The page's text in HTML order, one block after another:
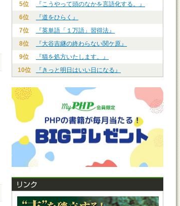
5位
『こうやって頭のなかを言語化する。』
6位
『道をひらく』
7位
『英単語「１万語」習得法』
8位
『大谷吉継の終わらない関ケ原』
9位
『猫を処方いたします。』
10位
『きっと明日はいい日になる』